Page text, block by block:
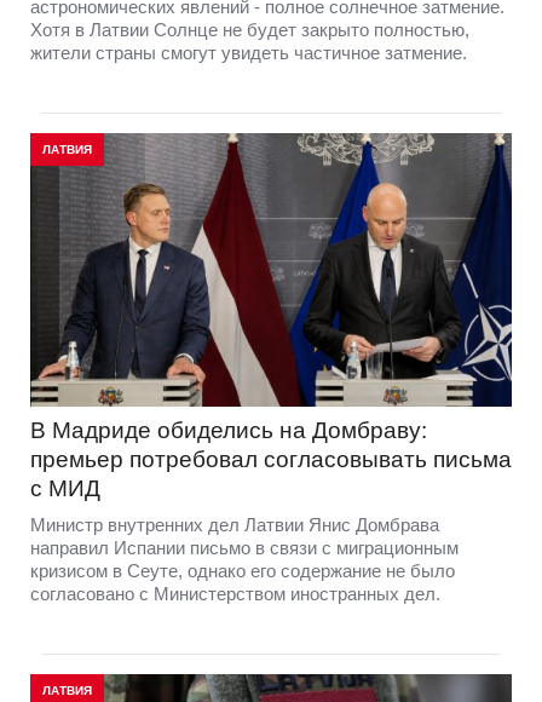
астрономических явлений - полное солнечное затмение.
Хотя в Латвии Солнце не будет закрыто полностью,
жители страны смогут увидеть частичное затмение.
ЛАТВИЯ
В Мадриде обиделись на Домбраву:
премьер потребовал согласовывать письма
с МИД
Министр внутренних дел Латвии Янис Домбрава
направил Испании письмо в связи с миграционным
кризисом в Сеуте, однако его содержание не было
согласовано с Министерством иностранных дел.
ЛАТВИЯ